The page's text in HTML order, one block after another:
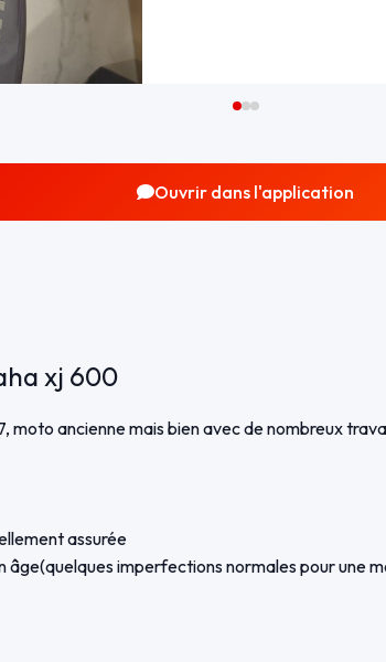
Ouvrir dans l'application
xj 600
moto ancienne mais bien avec de nombreux
assurée
âge(quelques imperfections normales pour une